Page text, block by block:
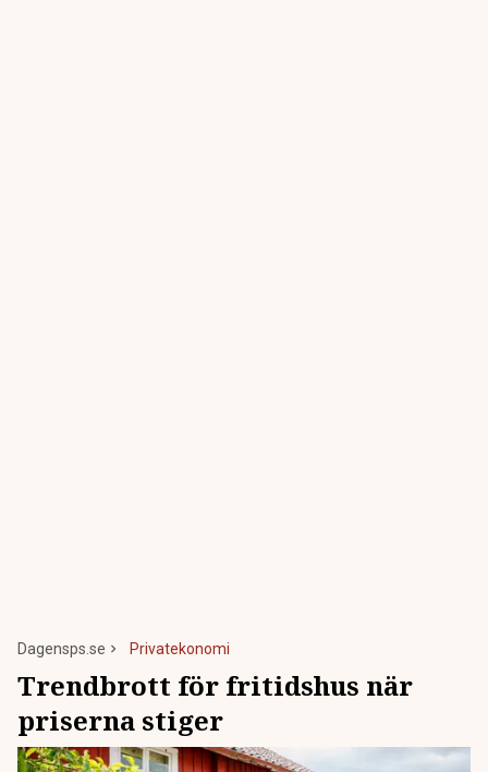
Dagensps.se Privatekonomi
Trendbrott för fritidshus när
priserna stiger